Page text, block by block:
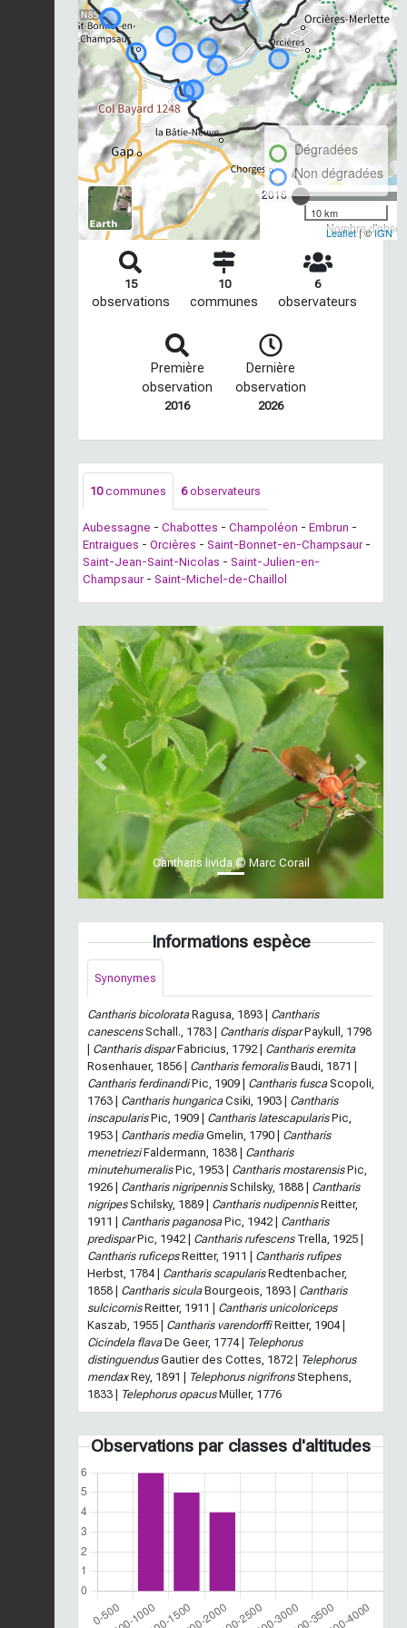
2016
Nombre
Dégradées
Non dégradées
10 km
Leaflet| ©IGN
15
observations
10
communes
6
observateurs
Première
observation
2016
Dernière
observation
2026
10communes 6observateurs
Aubessagne - Chabottes - Champoléon - Embrun -
Entraigues - Orcières - Saint-Bonnet-en-Champsaur -
Saint-Jean-Saint-Nicolas - Saint-Julien-en-
Champsaur - Saint-Michel-de-Chaillol
Cantharis livida © Marc Corail
Previous Next
Informations espèce
Synonymes
Cantharis bicolorataRagusa, 1893 | Cantharis
canescensSchall., 1783 | Cantharis disparPaykull, 1798
| Cantharis disparFabricius, 1792 | Cantharis eremita
Rosenhauer, 1856 | Cantharis femoralisBaudi, 1871 |
Cantharis ferdinandiPic, 1909 | Cantharis fuscaScopoli,
1763 | Cantharis hungaricaCsiki, 1903 | Cantharis
inscapularisPic, 1909 | Cantharis latescapularisPic,
1953 | Cantharis mediaGmelin, 1790 | Cantharis
menetrieziFaldermann, 1838 | Cantharis
minutehumeralisPic, 1953 | Cantharis mostarensisPic,
1926 | Cantharis nigripennisSchilsky, 1888 | Cantharis
nigripesSchilsky, 1889 | Cantharis nudipennisReitter,
1911 | Cantharis paganosaPic, 1942 | Cantharis
predisparPic, 1942 | Cantharis rufescensTrella, 1925 |
Cantharis ruficepsReitter, 1911 | Cantharis rufipes
Herbst, 1784 | Cantharis scapularisRedtenbacher,
1858 | Cantharis siculaBourgeois, 1893 | Cantharis
sulcicornisReitter, 1911 | Cantharis unicoloriceps
Kaszab, 1955 | Cantharis varendorffiReitter, 1904 |
Cicindela flavaDe Geer, 1774 | Telephorus
distinguendusGautier des Cottes, 1872 | Telephorus
mendaxRey, 1891 | Telephorus nigrifronsStephens,
1833 | Telephorus opacusMüller, 1776
Observations par classes d'altitudes